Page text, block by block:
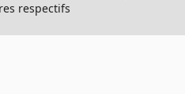
respectifs